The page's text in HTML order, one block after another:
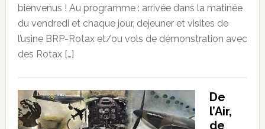
bienvenus ! Au programme : arrivée dans la matinée
du vendredi et chaque jour, dejeuner et visites de
l’usine BRP-Rotax et/ou vols de démonstration avec
des Rotax […]
De
l’Air,
de